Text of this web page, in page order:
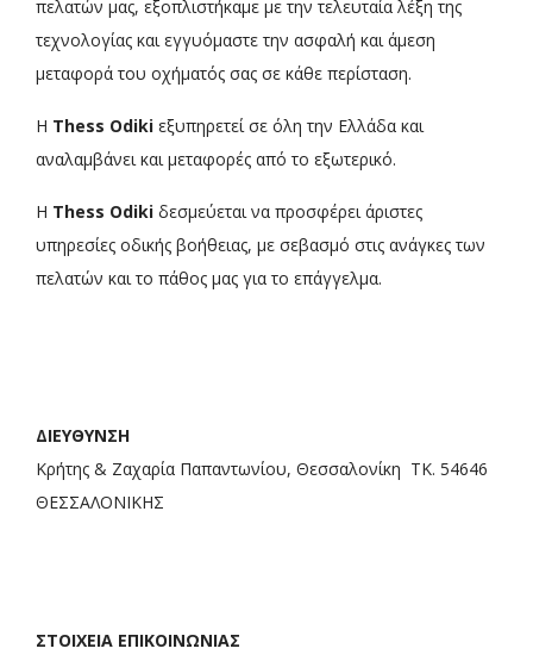
πελατών μας, εξοπλιστήκαμε με την τελευταία λέξη της
τεχνολογίας και εγγυόμαστε την ασφαλή και άμεση
μεταφορά του οχήματός σας σε κάθε περίσταση.
Η Thess Odiki εξυπηρετεί σε όλη την Ελλάδα και
αναλαμβάνει και μεταφορές από το εξωτερικό.
Η Thess Odiki δεσμεύεται να προσφέρει άριστες
υπηρεσίες οδικής βοήθειας, με σεβασμό στις ανάγκες των
πελατών και το πάθος μας για το επάγγελμα.
ΔΙΕΥΘΥΝΣΗ
Κρήτης & Ζαχαρία Παπαντωνίου, Θεσσαλονίκη ΤΚ. 54646
ΘΕΣΣΑΛΟΝΙΚΗΣ
ΣΤΟΙΧΕΙΑ ΕΠΙΚΟΙΝΩΝΙΑΣ